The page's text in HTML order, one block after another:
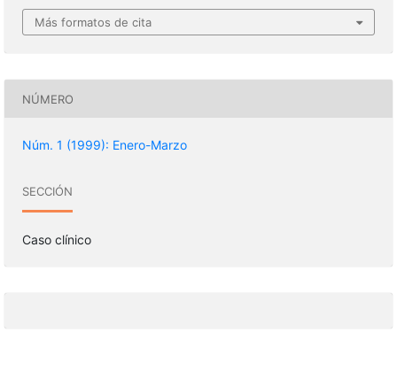
Más formatos de cita
NÚMERO
Núm. 1 (1999): Enero-Marzo
SECCIÓN
Caso clínico